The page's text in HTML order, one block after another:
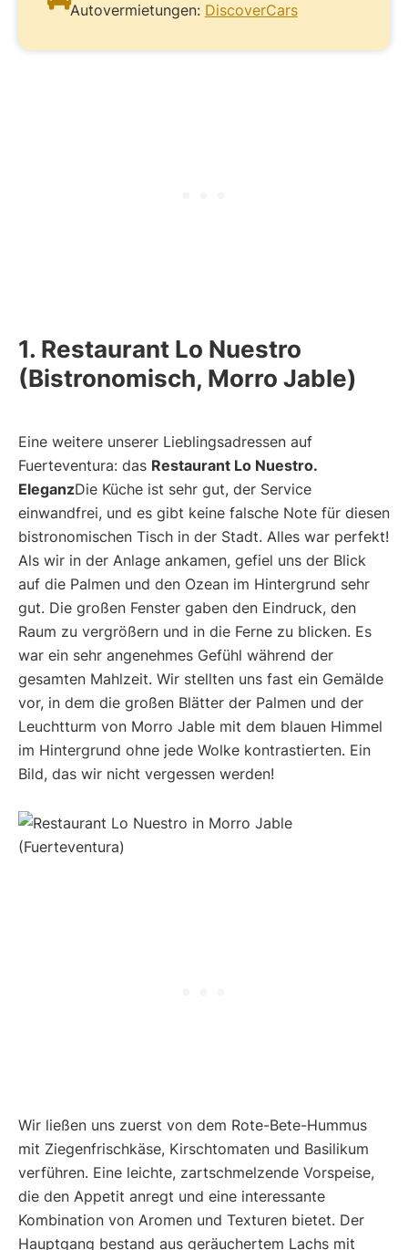
Autovermietungen: DiscoverCars
1. Restaurant Lo Nuestro
(Bistronomisch, Morro Jable)
Eine weitere unserer Lieblingsadressen auf
Fuerteventura: das Restaurant Lo Nuestro.
EleganzDie Küche ist sehr gut, der Service
einwandfrei, und es gibt keine falsche Note für diesen
bistronomischen Tisch in der Stadt. Alles war perfekt!
Als wir in der Anlage ankamen, gefiel uns der Blick
auf die Palmen und den Ozean im Hintergrund sehr
gut. Die großen Fenster gaben den Eindruck, den
Raum zu vergrößern und in die Ferne zu blicken. Es
war ein sehr angenehmes Gefühl während der
gesamten Mahlzeit. Wir stellten uns fast ein Gemälde
vor, in dem die großen Blätter der Palmen und der
Leuchtturm von Morro Jable mit dem blauen Himmel
im Hintergrund ohne jede Wolke kontrastierten. Ein
Bild, das wir nicht vergessen werden!
Wir ließen uns zuerst von dem Rote-Bete-Hummus
mit Ziegenfrischkäse, Kirschtomaten und Basilikum
verführen. Eine leichte, zartschmelzende Vorspeise,
die den Appetit anregt und eine interessante
Kombination von Aromen und Texturen bietet. Der
Hauptgang bestand aus geräuchertem Lachs mit